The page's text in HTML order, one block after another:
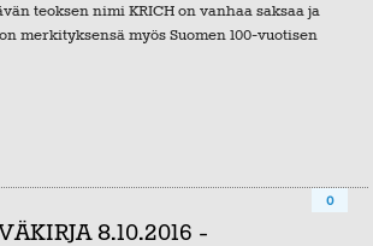
teoksen nimi KRICH on vanhaa saksaa ja
merkityksensä myös Suomen 100-vuotisen
0
8.10.2016 -